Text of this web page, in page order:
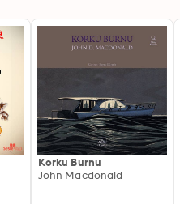
Korku Burnu
John Macdonald